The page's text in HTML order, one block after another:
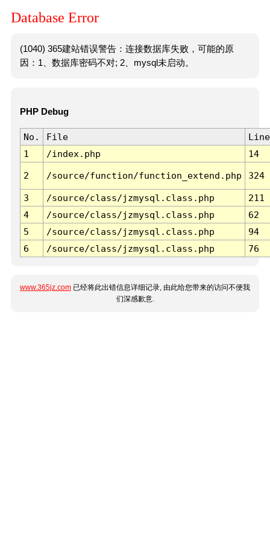
Database Error
(1040) 365建站错误警告：连接数据库失败，可能的原
因：1、数据库密码不对; 2、mysql未启动。
PHP Debug
No. File
Line
1
/index.php 14
2 /source/function/function_extend.php 324
3 /source/class/jzmysql.class.php
211
4
/source/class/jzmysql.class.php
62
5
/source/class/jzmysql.class.php
94
6
/source/class/jzmysql.class.php 76
www.365jz.com 已经将此出错信息详细记录, 由此给您带来的访问不便我
们深感歉意.